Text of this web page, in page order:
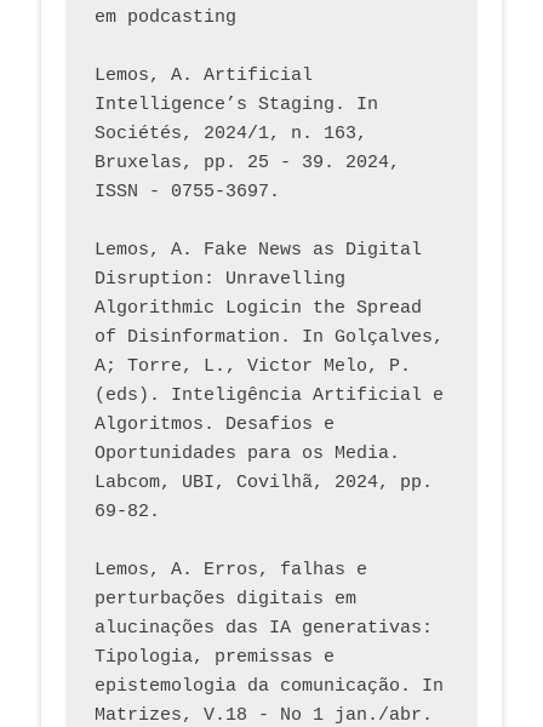
em podcasting
Lemos, A. Artificial
Intelligence’s Staging. In
Sociétés, 2024/1, n. 163,
Bruxelas, pp. 25 - 39. 2024,
ISSN - 0755-3697.
Lemos, A. Fake News as Digital
Disruption: Unravelling
Algorithmic Logicin the Spread
of Disinformation. In Golçalves,
A; Torre, L., Victor Melo, P.
(eds). Inteligência Artificial e
Algoritmos. Desafios e
Oportunidades para os Media.
Labcom, UBI, Covilhã, 2024, pp.
69-82.
Lemos, A. Erros, falhas e
perturbações digitais em
alucinações das IA generativas:
Tipologia, premissas e
epistemologia da comunicação. In
Matrizes, V.18 - No 1 jan./abr.